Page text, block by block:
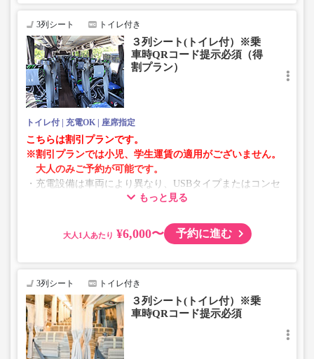
3列シート トイレ付き
３列シート(トイレ付）※乗
車時QRコード提示必須（得
割プラン）
トイレ付 充電OK 座席指定
こちらは割引プランです。
※割引プランでは小児、学生運賃の適用がございません。
大人のみご予約が可能です。
・充電設備は車両により異なり、USBタイプまたはコンセ
ントタイプでのご用意となります。
仕様が変更となる場合がございます。あらかじめご了承く
ださい。
もっと見る
大人 ¥6,000〜 予約に進む
3列シート トイレ付き
３列シート(トイレ付）※乗
車時QRコード提示必須